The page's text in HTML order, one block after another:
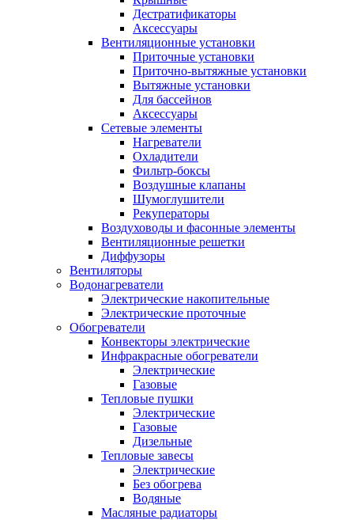
Дестратификаторы
Аксессуары
Вентиляционные установки
Приточные установки
Приточно-вытяжные установки
Вытяжные установки
Для бассейнов
Аксессуары
Сетевые элементы
Нагреватели
Охладители
Фильтр-боксы
Воздушные клапаны
Шумоглушители
Рекуператоры
Воздуховоды и фасонные элементы
Вентиляционные решетки
Диффузоры
Вентиляторы
Водонагреватели
Электрические накопительные
Электрические проточные
Обогреватели
Конвекторы электрические
Инфракрасные обогреватели
Электрические
Газовые
Тепловые пушки
Электрические
Газовые
Дизельные
Тепловые завесы
Электрические
Без обогрева
Водяные
Масляные радиаторы